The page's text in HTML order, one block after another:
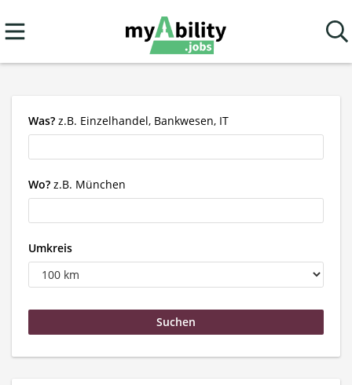
Was? z.B. Einzelhandel, Bankwesen, IT
Wo? z.B. München
Umkreis